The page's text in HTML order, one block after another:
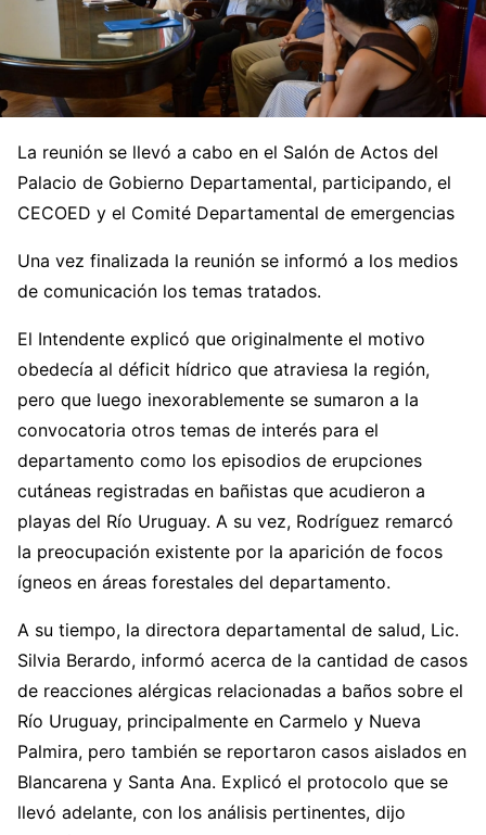
La reunión se llevó a cabo en el Salón de Actos del
Palacio de Gobierno Departamental, participando, el
CECOED y el Comité Departamental de emergencias
Una vez finalizada la reunión se informó a los medios
de comunicación los temas tratados.
El Intendente explicó que originalmente el motivo
obedecía al déficit hídrico que atraviesa la región,
pero que luego inexorablemente se sumaron a la
convocatoria otros temas de interés para el
departamento como los episodios de erupciones
cutáneas registradas en bañistas que acudieron a
playas del Río Uruguay. A su vez, Rodríguez remarcó
la preocupación existente por la aparición de focos
ígneos en áreas forestales del departamento.
A su tiempo, la directora departamental de salud, Lic.
Silvia Berardo, informó acerca de la cantidad de casos
de reacciones alérgicas relacionadas a baños sobre el
Río Uruguay, principalmente en Carmelo y Nueva
Palmira, pero también se reportaron casos aislados en
Blancarena y Santa Ana. Explicó el protocolo que se
llevó adelante, con los análisis pertinentes, dijo